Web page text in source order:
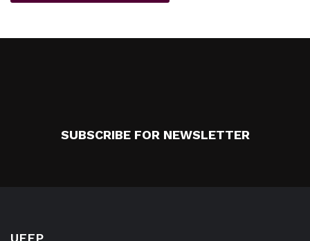
SUBSCRIBE FOR NEWSLETTER
UFFP